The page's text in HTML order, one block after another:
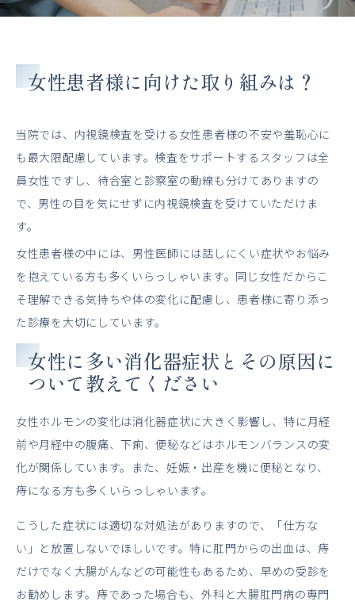
女性患者様に向けた取り組みは？
当院では、内視鏡検査を受ける女性患者様の不安や羞恥心に
も最大限配慮しています。検査をサポートするスタッフは全
員女性ですし、待合室と診察室の動線も分けてありますの
で、男性の目を気にせずに内視鏡検査を受けていただけま
す。
女性患者様の中には、男性医師には話しにくい症状やお悩み
を抱えている方も多くいらっしゃいます。同じ女性だからこ
そ理解できる気持ちや体の変化に配慮し、患者様に寄り添っ
た診療を大切にしています。
女性に多い消化器症状とその原因に
ついて教えてください
女性ホルモンの変化は消化器症状に大きく影響し、特に月経
前や月経中の腹痛、下痢、便秘などはホルモンバランスの変
化が関係しています。また、妊娠・出産を機に便秘となり、
痔になる方も多くいらっしゃいます。
こうした症状には適切な対処法がありますので、「仕方な
い」と放置しないでほしいです。特に肛門からの出血は、痔
だけでなく大腸がんなどの可能性もあるため、早めの受診を
お勧めします。痔であった場合も、外科と大腸肛門病の専門